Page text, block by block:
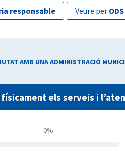
responsable veure per ODS
AMB UNA ADMINISTRACIÓ
els serveis i
0%